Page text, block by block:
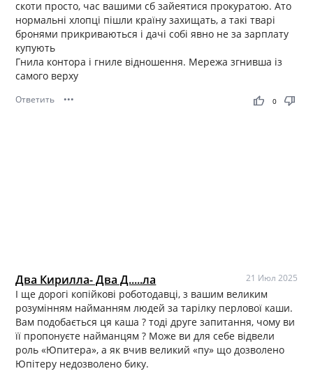
скоти просто, час вашими сб зайеятися прокуратою. Ато
нормальні хлопці пішли країну захищать, а такі тварі
бронями прикриваються і дачі собі явно не за зарплату
купують
Гнила контора і гниле відношення. Мережа згнивша із
самого верху
Ответить ••• thumb_up thumb_down
0
Два Кирилла- Два Д.....ла 21 Июл 2025
І ще дорогі копійкові роботодавці, з вашим великим
розумінням найманням людей за тарілку перлової каши.
Вам подобається ця каша ? тоді друге запитання, чому ви
її пропонуєте найманцям ? Може ви для себе відвели
роль «Юпитера», а як вчив великий «пу» що дозволено
Юпітеру недозволено бику.